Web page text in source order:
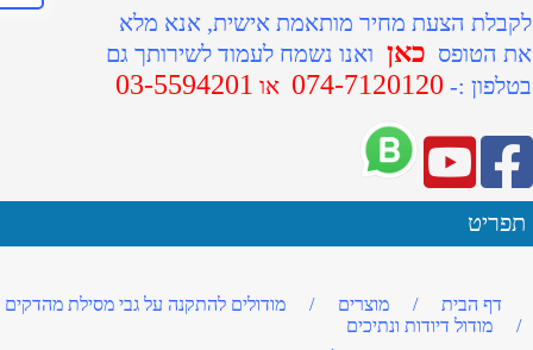
הצעת מחיר מותאמת אישית, אנא מלא
הטופס כאן ואנו נשמח לעמוד לשירותך גם
טלפון :- 074-7120120 או 03-5594201
תפריט
דף הבית / מוצרים /
מודולים להתקנה על גבי מסילת מהדקים
/
מודול דיודות ונתיכים